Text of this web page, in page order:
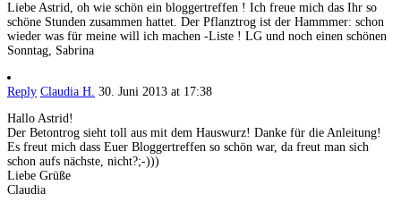
Liebe Astrid, oh wie schön ein bloggertreffen ! Ich freue mich das Ihr so
schöne Stunden zusammen hattet. Der Pflanztrog ist der Hammmer: schon
wieder was für meine will ich machen -Liste ! LG und noch einen schönen
Sonntag, Sabrina
Reply Claudia H. 30. Juni 2013 at 17:38
Hallo Astrid!
Der Betontrog sieht toll aus mit dem Hauswurz! Danke für die Anleitung!
Es freut mich dass Euer Bloggertreffen so schön war, da freut man sich
schon aufs nächste, nicht?;-)))
Liebe Grüße
Claudia